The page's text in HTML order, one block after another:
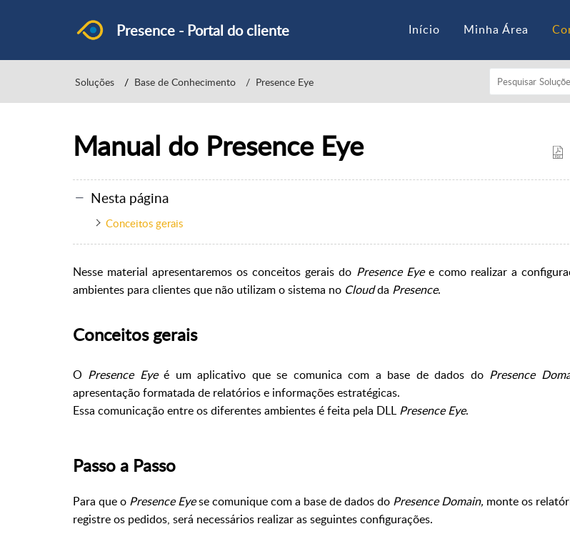
Presence - Portal do cliente Início Minha Área
Soluções Base de Conhecimento Presence Eye
Manual do Presence Eye
Nesta página
Conceitos gerais
Nesse material apresentaremos os conceitos gerais do Presence Eyee como realizar a
ambientes para clientes que não utilizam o sistema no Cloudda Presence.
Conceitos gerais
O Presence Eyeé um aplicativo que se comunica com a base de dados do Presence
apresentação formatada de relatórios e informações estratégicas.
Essa comunicação entre os diferentes ambientes é feita pela DLL Presence Eye.
Passo a Passo
Para que o Presence Eyese comunique com a base de dados do Presence Domain, monte os
registre os pedidos, será necessários realizar as seguintes configurações.